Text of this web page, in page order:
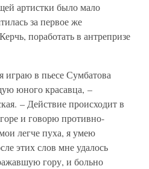
артистки было мало
за первое же
поработать в антрепризе
в пьесе Сумбатова
юного красавца, –
– Действие происходит в
и говорю противно-
легче пуха, я умею
этих слов мне удалось
гору, и больно